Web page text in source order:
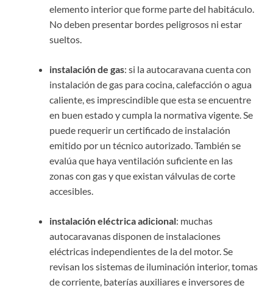
elemento interior que forme parte del habitáculo.
No deben presentar bordes peligrosos ni estar
sueltos.
instalación de gas: si la autocaravana cuenta con
instalación de gas para cocina, calefacción o agua
caliente, es imprescindible que esta se encuentre
en buen estado y cumpla la normativa vigente. Se
puede requerir un certificado de instalación
emitido por un técnico autorizado. También se
evalúa que haya ventilación suficiente en las
zonas con gas y que existan válvulas de corte
accesibles.
instalación eléctrica adicional: muchas
autocaravanas disponen de instalaciones
eléctricas independientes de la del motor. Se
revisan los sistemas de iluminación interior, tomas
de corriente, baterías auxiliares e inversores de